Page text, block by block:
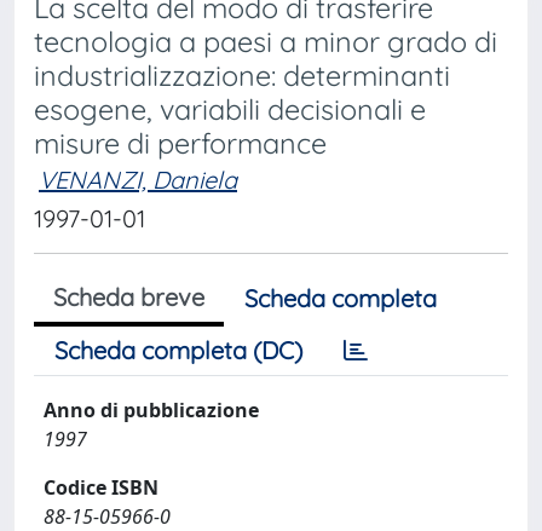
La scelta del modo di trasferire
tecnologia a paesi a minor grado di
industrializzazione: determinanti
esogene, variabili decisionali e
misure di performance
VENANZI, Daniela
1997-01-01
Scheda breve
Scheda completa
Scheda completa (DC)
Anno di pubblicazione
1997
Codice ISBN
88-15-05966-0